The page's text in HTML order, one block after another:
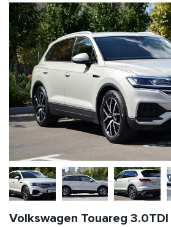
Volkswagen Touareg 3.0TDI